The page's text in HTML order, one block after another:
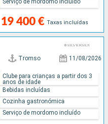
19 400 € Taxas incluídas
Tromso 11/08/2026
Clube para crianças a partir dos 3
anos de idade
Bebidas incluídas
Cozinha gastronómica
Serviço de mordomo incluído